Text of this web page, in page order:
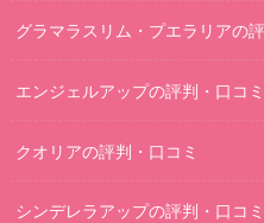
グラマラスリム・プエラリアの
エンジェルアップの評判・口コミ
クオリアの評判・口コミ
シンデレラアップの評判・口コミ